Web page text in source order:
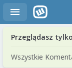
Przeglądasz
Wszystkie